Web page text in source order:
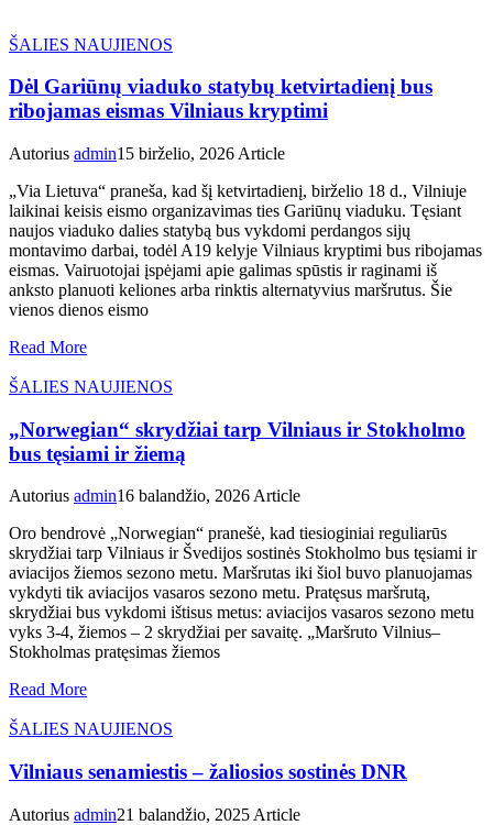
ŠALIES NAUJIENOS
Dėl Gariūnų viaduko statybų ketvirtadienį bus
ribojamas eismas Vilniaus kryptimi
Autorius admin15 birželio, 2026 Article
„Via Lietuva“ praneša, kad šį ketvirtadienį, birželio 18 d., Vilniuje
laikinai keisis eismo organizavimas ties Gariūnų viaduku. Tęsiant
naujos viaduko dalies statybą bus vykdomi perdangos sijų
montavimo darbai, todėl A19 kelyje Vilniaus kryptimi bus ribojamas
eismas. Vairuotojai įspėjami apie galimas spūstis ir raginami iš
anksto planuoti keliones arba rinktis alternatyvius maršrutus. Šie
vienos dienos eismo
Read More
ŠALIES NAUJIENOS
„Norwegian“ skrydžiai tarp Vilniaus ir Stokholmo
bus tęsiami ir žiemą
Autorius admin16 balandžio, 2026Article
Oro bendrovė „Norwegian“ pranešė, kad tiesioginiai reguliarūs
skrydžiai tarp Vilniaus ir Švedijos sostinės Stokholmo bus tęsiami ir
aviacijos žiemos sezono metu. Maršrutas iki šiol buvo planuojamas
vykdyti tik aviacijos vasaros sezono metu. Pratęsus maršrutą,
skrydžiai bus vykdomi ištisus metus: aviacijos vasaros sezono metu
vyks 3-4, žiemos – 2 skrydžiai per savaitę. „Maršruto Vilnius–
Stokholmas pratęsimas žiemos
Read More
ŠALIES NAUJIENOS
Vilniaus senamiestis – žaliosios sostinės DNR
Autorius admin21 balandžio, 2025 Article